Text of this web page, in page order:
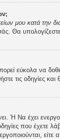
μου κατά την
Θα
εύκολα να δοθεί
τις οδηγίες
Ή Να έχει
που έχετε
είτε